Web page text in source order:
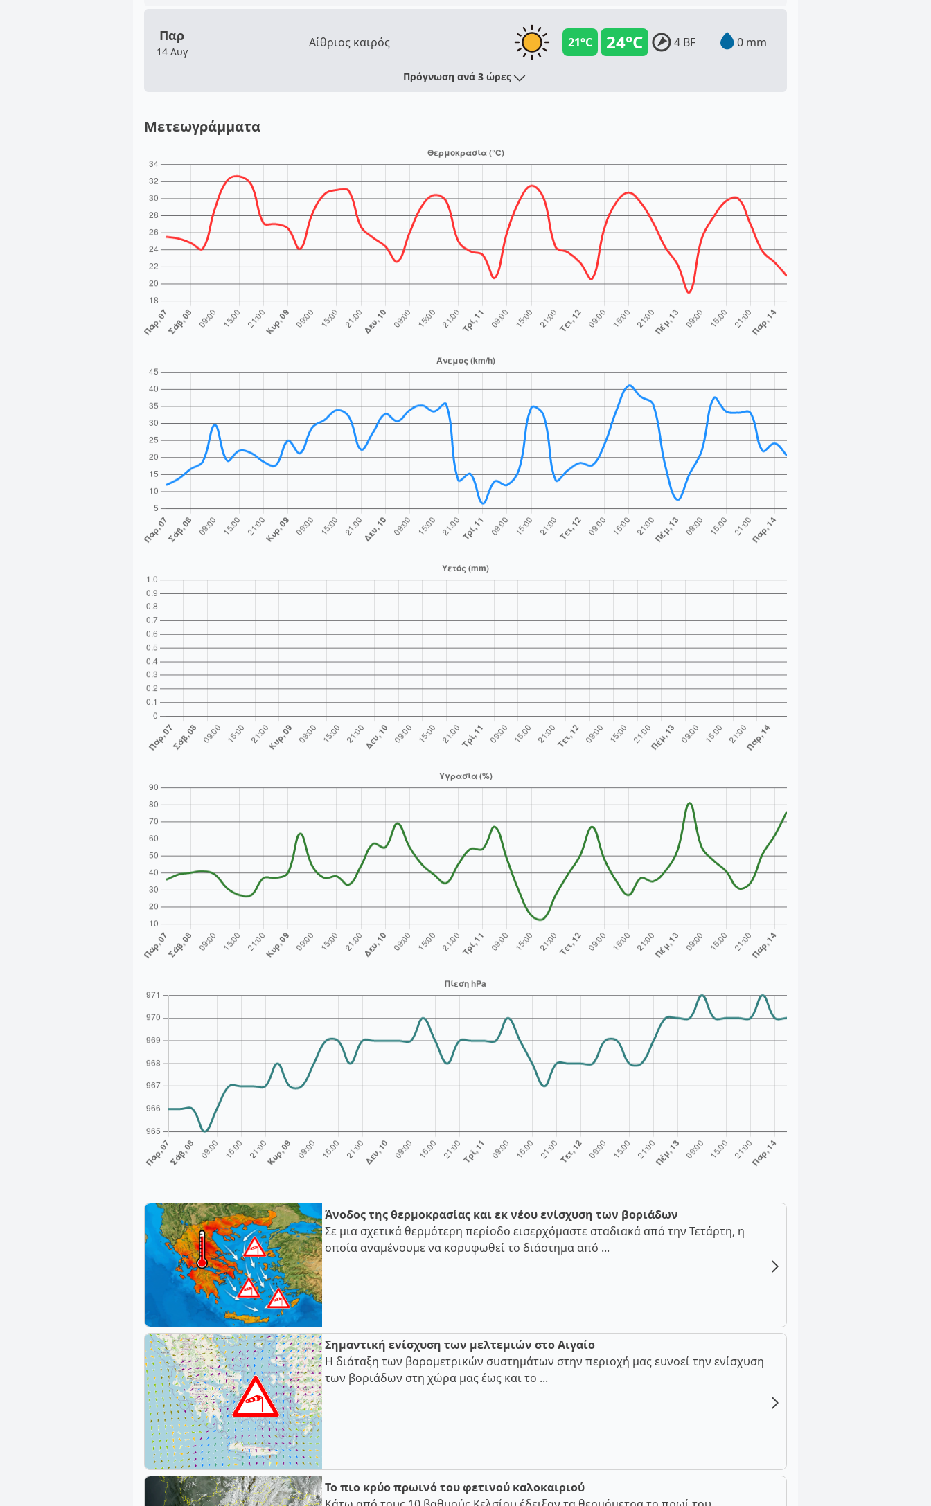
Παρ
14 Αυγ
Αίθριος καιρός 24°C
21°C 4 BF 0 mm
Πρόγνωση ανά 3 ώρες
Μετεωγράμματα
Άνοδος της θερμοκρασίας και εκ νέου ενίσχυση των βοριάδων
Σε μια σχετικά θερμότερη περίοδο εισερχόμαστε σταδιακά από την Τετάρτη, η
οποία αναμένουμε να κορυφωθεί το διάστημα από ...
Σημαντική ενίσχυση των μελτεμιών στο Αιγαίο
Η διάταξη των βαρομετρικών συστημάτων στην περιοχή μας ευνοεί την ενίσχυση
των βοριάδων στη χώρα μας έως και το ...
Το πιο κρύο πρωινό του φετινού καλοκαιριού